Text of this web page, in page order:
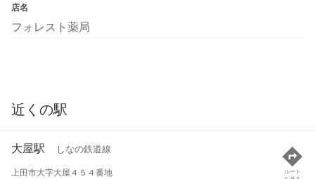
店名
フォレスト薬局
近くの駅
大屋駅 しなの鉄道線
上田市大字大屋４５４番地
ルート